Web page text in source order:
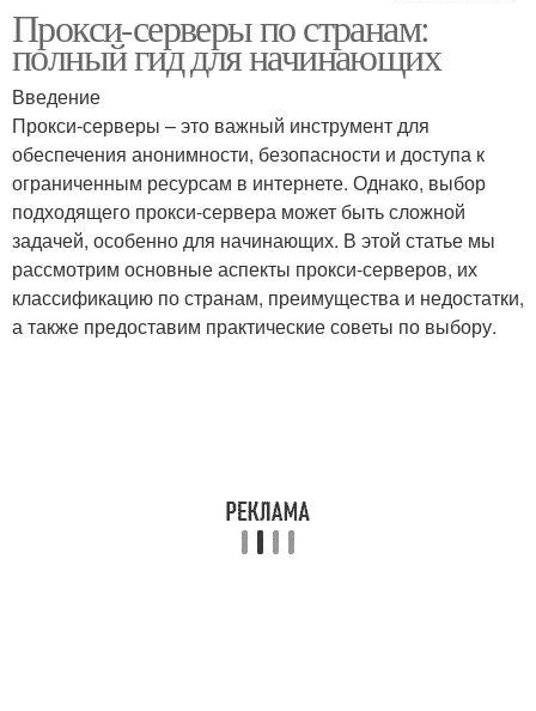
определенной страны
разных стран
Платные прокси-
сервера
Прокси-серверы по странам:
полный гид для начинающих
Введение
Прокси-серверы – это важный инструмент для
обеспечения анонимности, безопасности и доступа к
ограниченным ресурсам в интернете. Однако, выбор
подходящего прокси-сервера может быть сложной
задачей, особенно для начинающих. В этой статье мы
рассмотрим основные аспекты прокси-серверов, их
классификацию по странам, преимущества и недостатки,
а также предоставим практические советы по выбору.